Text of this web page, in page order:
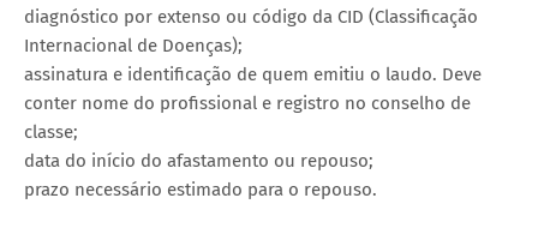
diagnóstico por extenso ou código da CID (Classificação
Internacional de Doenças);
assinatura e identificação de quem emitiu o laudo. Deve
conter nome do profissional e registro no conselho de
classe;
data do início do afastamento ou repouso;
prazo necessário estimado para o repouso.